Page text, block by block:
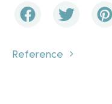
Reference